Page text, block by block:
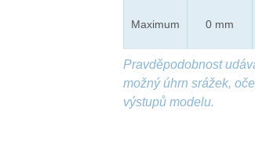
Maximum 0 mm
Pravděpodobnost
možný úhrn srážek,
výstupů modelu.